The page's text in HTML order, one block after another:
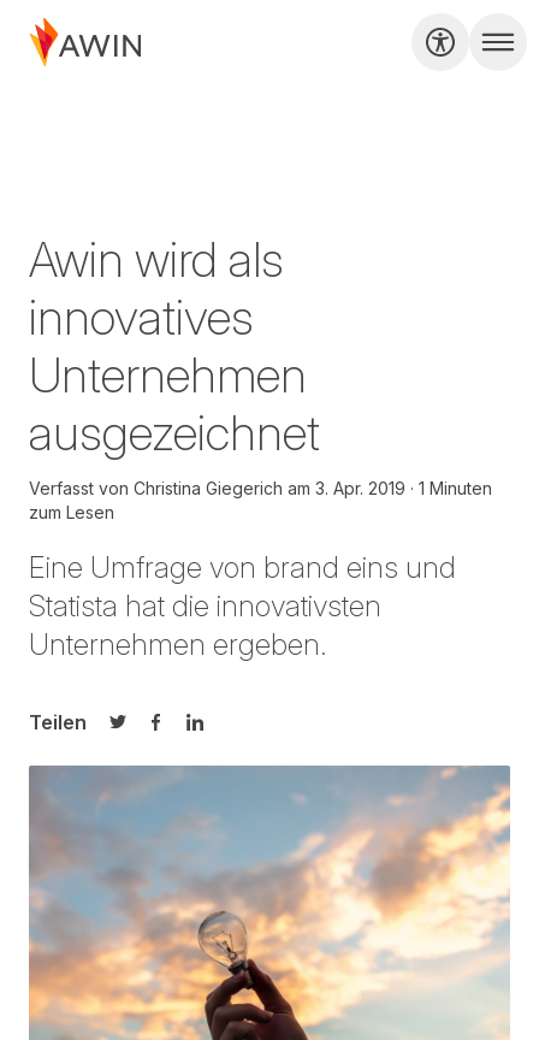
Awin wird als
innovatives
Unternehmen
ausgezeichnet
Verfasst von Christina Giegerich am 3. Apr. 2019
1 Minuten
zum Lesen
Eine Umfrage von brand eins und
Statista hat die innovativsten
Unternehmen ergeben.
Teilen
Auf Twitter teilen
Auf Facebook teilen
Auf LinkedIn teilen